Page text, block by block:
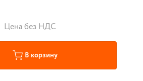
Цена без НДС
В корзину